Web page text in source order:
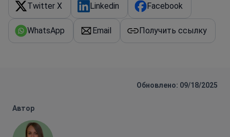
Twitter X Linkedin Facebook
WhatsApp Email Получить ссылку
Обновлено: 09/18/2025
Автор